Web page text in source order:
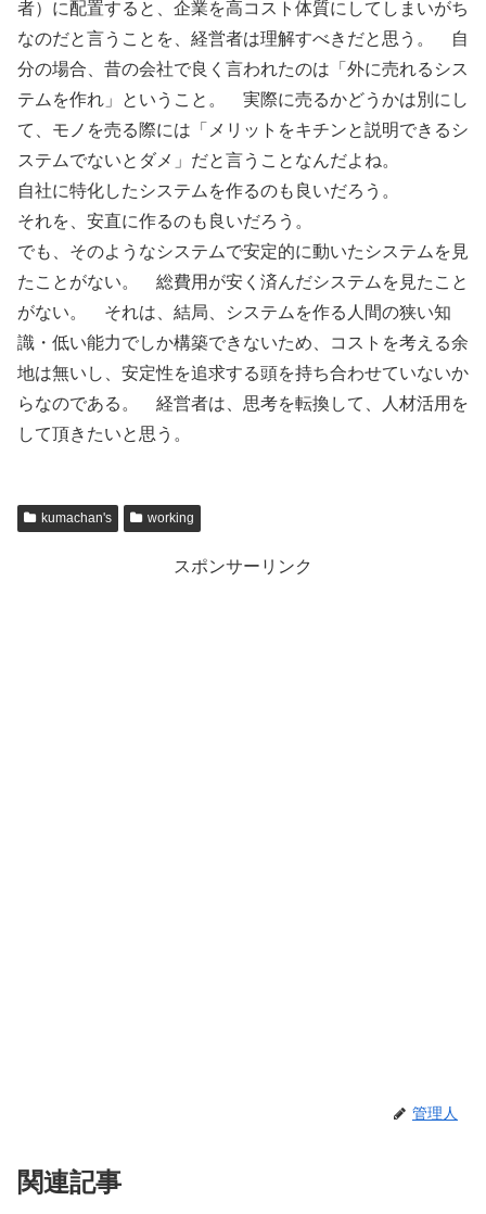
者）に配置すると、企業を高コスト体質にしてしまいがち
なのだと言うことを、経営者は理解すべきだと思う。 自
分の場合、昔の会社で良く言われたのは「外に売れるシス
テムを作れ」ということ。 実際に売るかどうかは別にし
て、モノを売る際には「メリットをキチンと説明できるシ
ステムでないとダメ」だと言うことなんだよね。
自社に特化したシステムを作るのも良いだろう。
それを、安直に作るのも良いだろう。
でも、そのようなシステムで安定的に動いたシステムを見
たことがない。 総費用が安く済んだシステムを見たこと
がない。 それは、結局、システムを作る人間の狭い知
識・低い能力でしか構築できないため、コストを考える余
地は無いし、安定性を追求する頭を持ち合わせていないか
らなのである。 経営者は、思考を転換して、人材活用を
して頂きたいと思う。
kumachan's working
スポンサーリンク
管理人
関連記事